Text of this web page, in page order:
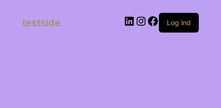
testside LinkedInInstagram
Facebook
Log ind